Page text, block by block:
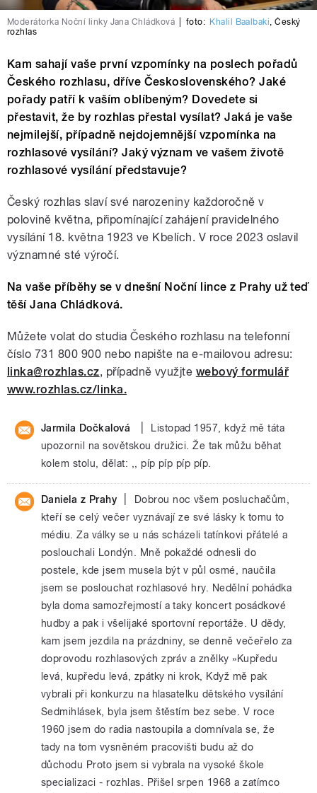
Moderátorka Noční linky Jana Chládková foto: Khalil Baalbaki,Český
rozhlas
Kam sahají vaše první vzpomínky na poslech pořadů
Českého rozhlasu, dříve Československého? Jaké
pořady patří k vaším oblíbeným? Dovedete si
přestavit, že by rozhlas přestal vysílat? Jaká je vaše
nejmilejší, případně nejdojemnější vzpomínka na
rozhlasové vysílání? Jaký význam ve vašem životě
rozhlasové vysílání představuje?
Český rozhlas slaví své narozeniny každoročně v
polovině května, připomínající zahájení pravidelného
vysílání 18. května 1923 ve Kbelích. V roce 2023 oslavil
významné sté výročí.
Na vaše příběhy se v dnešní Noční lince z Prahy už teď
těší Jana Chládková.
Můžete volat do studia Českého rozhlasu na telefonní
číslo 731 800 900 nebo napište na e-mailovou adresu:
linka@rozhlas.cz, případně využjte webový formulář
www.rozhlas.cz/linka.
Jarmila Dočkalová
Listopad 1957, když mě táta
upozornil na sovětskou družici. Že tak můžu běhat
kolem stolu, dělat: ,, píp píp píp píp.
Daniela z Prahy
Dobrou noc všem posluchačům,
kteří se celý večer vyznávají ze své lásky k tomu to
médiu. Za války se u nás scházeli tatínkovi přátelé a
poslouchali Londýn. Mně pokaždé odnesli do
postele, kde jsem musela být v půl osmé, naučila
jsem se poslouchat rozhlasové hry. Nedělní pohádka
byla doma samozřejmostí a taky koncert posádkové
hudby a pak i všelijaké sportovní reportáže. U dědy,
kam jsem jezdila na prázdniny, se denně večeřelo za
doprovodu rozhlasových zpráv a znělky »Kupředu
levá, kupředu levá, zpátky ni krok, Když mě pak
vybrali při konkurzu na hlasatelku dětského vysílání
Sedmihlásek, byla jsem štěstím bez sebe. V roce
1960 jsem do radia nastoupila a domnívala se, že
tady na tom vysněném pracovišti budu až do
důchodu Proto jsem si vybrala na vysoké škole
specializaci - rozhlas. Přišel srpen 1968 a zatímco